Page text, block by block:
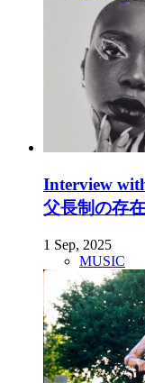
Interview
父長制の存
1 Sep, 2025
MUSIC